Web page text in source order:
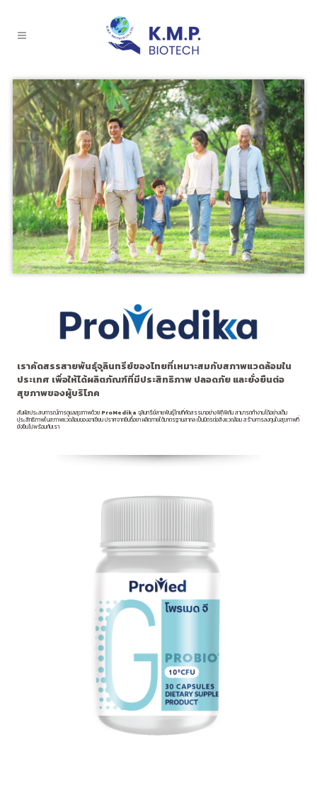
เราคัดสรรสายพันธุ์จุลินทรีย์ของไทยที่เหมาะสมกับสภาพแวดล้อมใน
ประเทศ เพื่อให้ได้ผลิตภัณฑ์ที่มีประสิทธิภาพ ปลอดภัย และยั่งยืนต่อ
สุขภาพของผู้บริโภค
สัมผัสประสบการณ์การดูแลสุขภาพด้วย ProMedika จุลินทรีย์สายพันธุ์ไทยที่คัดสรรมาอย่างพิถีพิถัน สามารถทำงานได้อย่างเต็ม
ประสิทธิภาพในสภาพแวดล้อมของอาเซียน ปราศจากยีนดื้อยา ผลิตภายใต้มาตรฐานสากล เป็นมิตรต่อสิ่งแวดล้อม สร้างการลงทุนในสุขภาพที่
ยั่งยืนไปพร้อมกับเรา